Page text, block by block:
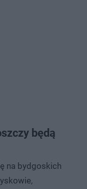
będą
na bydgoskich